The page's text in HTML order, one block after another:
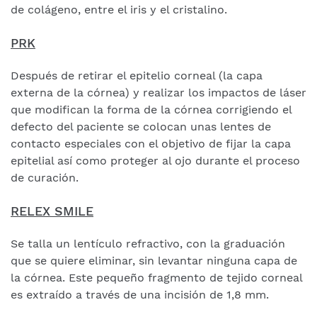
de colágeno, entre el iris y el cristalino.
PRK
Después de retirar el epitelio corneal (la capa
externa de la córnea) y realizar los impactos de láser
que modifican la forma de la córnea corrigiendo el
defecto del paciente se colocan unas lentes de
contacto especiales con el objetivo de fijar la capa
epitelial así como proteger al ojo durante el proceso
de curación.
RELEX SMILE
Se talla un lentículo refractivo, con la graduación
que se quiere eliminar, sin levantar ninguna capa de
la córnea. Este pequeño fragmento de tejido corneal
es extraído a través de una incisión de 1,8 mm.